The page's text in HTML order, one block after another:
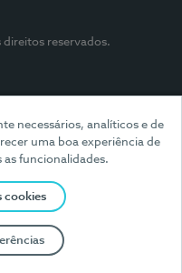
necessários, analíticos e de
uma boa experiência de
as funcionalidades.
cookies
direitos reservados.